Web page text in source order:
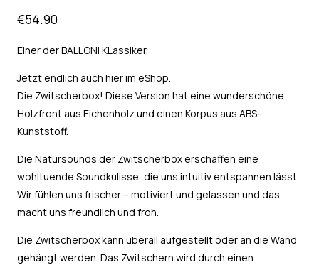
€54.90
Einer der BALLONI KLassiker.
Jetzt endlich auch hier im eShop.
Die Zwitscherbox! Diese Version hat eine wunderschöne
Holzfront aus Eichenholz und einen Korpus aus ABS-
Kunststoff.
Die Natursounds der Zwitscherbox erschaffen eine
wohltuende Soundkulisse, die uns intuitiv entspannen lässt.
Wir fühlen uns frischer – motiviert und gelassen und das
macht uns freundlich und froh.
Die Zwitscherbox kann überall aufgestellt oder an die Wand
gehängt werden. Das Zwitschern wird durch einen